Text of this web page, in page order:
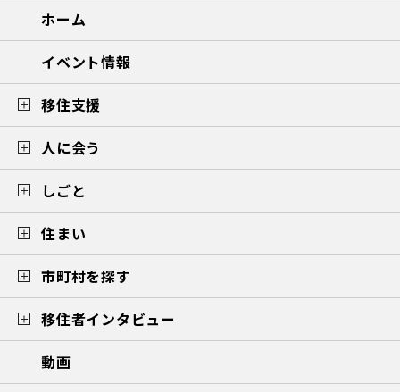
ホーム
イベント情報
移住支援
人に会う
しごと
住まい
市町村を探す
移住者インタビュー
動画